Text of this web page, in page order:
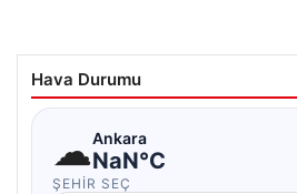
Hava Durumu
☁Ankara
NaN°C
ŞEHIR SEÇ